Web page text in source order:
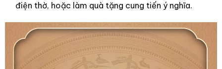
điện thờ, hoặc làm quà tặng cung tiến ý nghĩa.